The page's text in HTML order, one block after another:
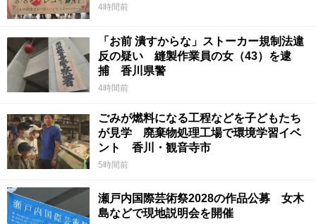
4時間前
「お前 潰すからな」ストーカー規制法違
反の疑い 縫製作業員の女（43）を逮
捕 香川県警
4時間前
ごみが燃料になる工程などを子どもたち
が見学 廃棄物処理工場で環境学習イベ
ント 香川・観音寺市
5時間前
瀬戸内国際芸術祭2028の作品公募 女木
島などで現地説明会を開催